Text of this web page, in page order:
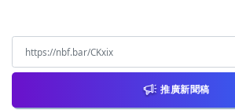
推廣新聞稿